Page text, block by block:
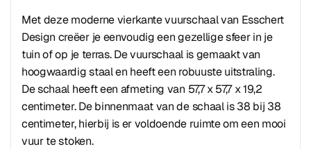
Met deze moderne vierkante vuurschaal van Esschert
Design creëer je eenvoudig een gezellige sfeer in je
tuin of op je terras. De vuurschaal is gemaakt van
hoogwaardig staal en heeft een robuuste uitstraling.
De schaal heeft een afmeting van 57,7 x 57,7 x 19,2
centimeter. De binnenmaat van de schaal is 38 bij 38
centimeter, hierbij is er voldoende ruimte om een mooi
vuur te stoken.